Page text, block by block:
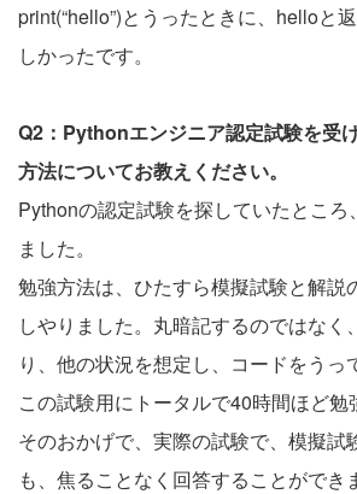
print(“hello”)とうったときに、helloと
しかったです。
Q2：Pythonエンジニア認定試験を受
方法についてお教えください。
Pythonの認定試験を探していたところ
ました。
勉強方法は、ひたすら模擬試験と解説
しやりました。丸暗記するのではなく
り、他の状況を想定し、コードをうっ
この試験用にトータルで40時間ほど勉
そのおかげで、実際の試験で、模擬試
も、焦ることなく回答することができ